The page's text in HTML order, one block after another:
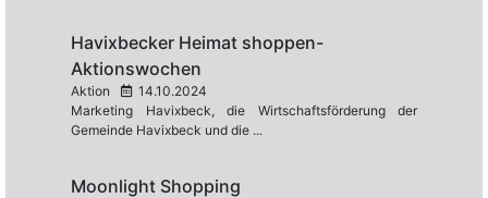
Havixbecker Heimat shoppen-
Aktionswochen
Aktion
14.10.2024
Marketing Havixbeck, die Wirtschaftsförderung der
Gemeinde Havixbeck und die ...
Moonlight Shopping